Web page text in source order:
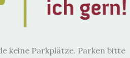
keine Parkplätze. Parken bitte